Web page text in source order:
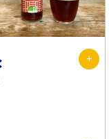
+